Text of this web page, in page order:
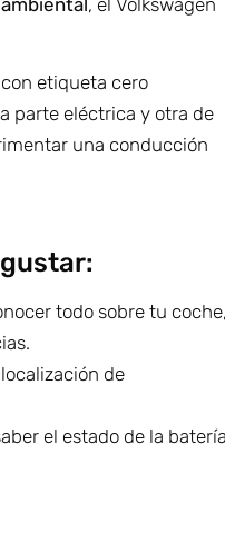
etiqueta cero
parte eléctrica y otra de
una conducción
todo sobre tu
de
el estado de la